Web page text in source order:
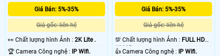
Giá Bán: 5%-35%
Giá gốc: liên hệ
️👀 Chất lượng hình Ảnh : 2K Lite .
🏆 Camera Công nghệ :
IP Wifi.
Giá Bán: 5%-35%
Giá gốc: liên hệ
💯 Chất lượng hình Ảnh : FULL HD
1080P .
👍 Camera Công nghệ :
IP Wifi.